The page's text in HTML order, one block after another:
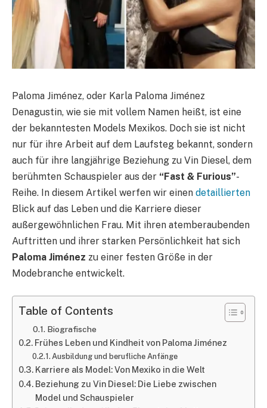
Paloma Jiménez, oder Karla Paloma Jiménez
Denagustin, wie sie mit vollem Namen heißt, ist eine
der bekanntesten Models Mexikos. Doch sie ist nicht
nur für ihre Arbeit auf dem Laufsteg bekannt, sondern
auch für ihre langjährige Beziehung zu Vin Diesel, dem
berühmten Schauspieler aus der “Fast & Furious”-
Reihe. In diesem Artikel werfen wir einen detaillierten
Blick auf das Leben und die Karriere dieser
außergewöhnlichen Frau. Mit ihren atemberaubenden
Auftritten und ihrer starken Persönlichkeit hat sich
Paloma Jiménez zu einer festen Größe in der
Modebranche entwickelt.
Table of Contents
Biografische
Frühes Leben und Kindheit von Paloma Jiménez
Ausbildung und berufliche Anfänge
Karriere als Model: Von Mexiko in die Welt
Beziehung zu Vin Diesel: Die Liebe zwischen
Model und Schauspieler